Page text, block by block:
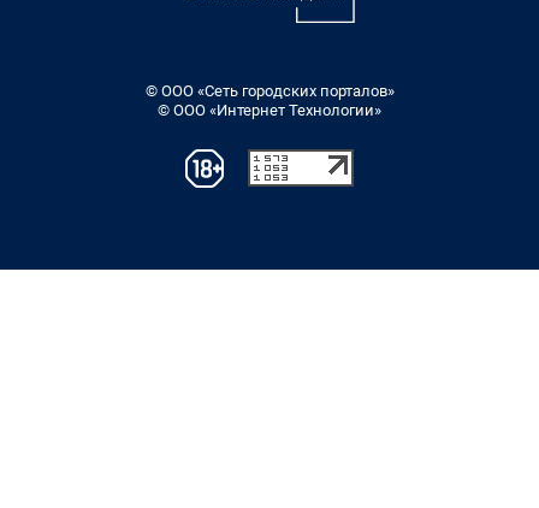
© ООО «Сеть городских порталов»
© ООО «Интернет Технологии»